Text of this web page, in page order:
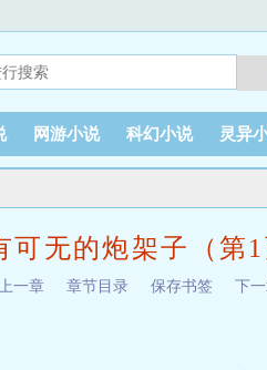
网游小说 科幻小说 灵异
可无的炮架子（第1
一章 章节目录 保存书签 下